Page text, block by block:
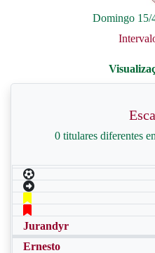
Domingo 15/
0 titulares diferentes
Jurandyr
Ernesto